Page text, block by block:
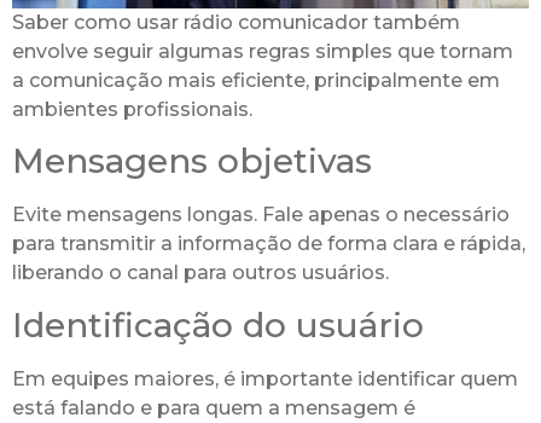
Saber como usar rádio comunicador também
envolve seguir algumas regras simples que tornam
a comunicação mais eficiente, principalmente em
ambientes profissionais.
Mensagens objetivas
Evite mensagens longas. Fale apenas o necessário
para transmitir a informação de forma clara e rápida,
liberando o canal para outros usuários.
Identificação do usuário
Em equipes maiores, é importante identificar quem
está falando e para quem a mensagem é